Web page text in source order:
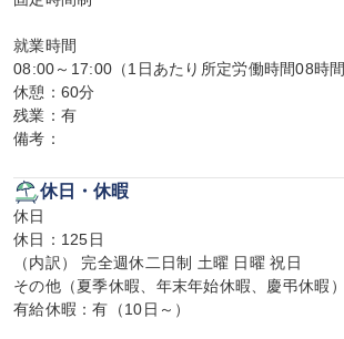
就業時間
08:00～17:00（1日あたり所定労働時間08時間
休憩：60分
残業：有
備考：
休日・休暇
休日
休日：125日
（内訳） 完全週休二日制 土曜 日曜 祝日
その他（夏季休暇、年末年始休暇、慶弔休暇）
有給休暇：有（10日～）